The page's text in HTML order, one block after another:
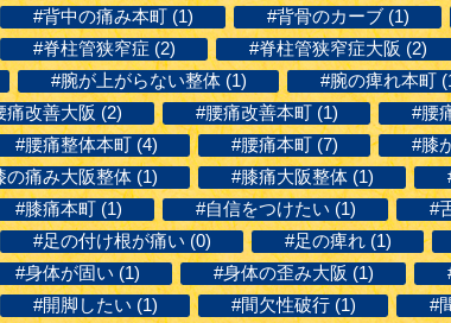
#背中の痛み本町 (1) #背骨のカーブ (1)
#脊柱管狭窄症 (2)
#脊柱管狭窄症大阪 (2)
#腕が上がらない整体 (1) #腕の痺れ本町
痛改善大阪 (2) #腰痛改善本町 (1)
#腰
#腰痛整体本町 (4) #腰痛本町 (7)
#膝
の痛み大阪整体 (1) #膝痛大阪整体 (1)
#膝痛本町 (1) #自信をつけたい (1)
#
#足の付け根が痛い (0) #足の痺れ (1)
#身体が固い (1) #身体の歪み大阪 (1)
#開脚したい (1) #間欠性破行 (1) #